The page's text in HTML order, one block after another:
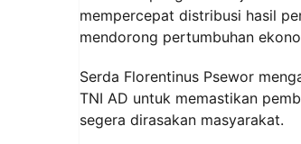
mempercepat distribusi hasil
mendorong pertumbuhan
Serda Florentinus Psewor
TNI AD untuk memastikan
segera dirasakan masyarakat.